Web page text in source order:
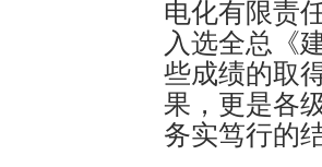
电化有限责
入选全总《
些成绩的取
果，更是各
务实笃行的